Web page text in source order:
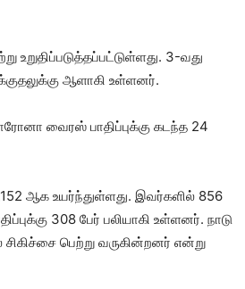
3-வது
ஆளாகி உள்ளனர்.
வைரஸ் பாதிப்புக்கு கடந்த 24
ஆக உயர்ந்துள்ளது. இவர்களில் 856
308 பேர் பலியாகி உள்ளனர். நாடு
பெற்று வருகின்றனர் என்று